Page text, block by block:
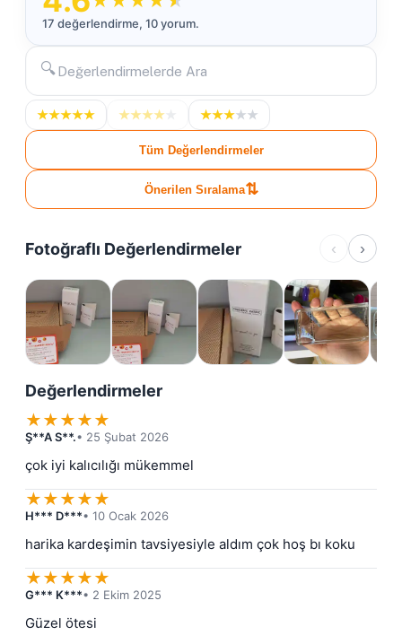
17 değerlendirme, 10 yorum.
🔍
★★★★★ ★★★★ ★★★★★
Tüm Değerlendirmeler
Önerilen Sıralama⇅
Fotoğraflı Değerlendirmeler ‹ ›
Değerlendirmeler
★★★★★
Ş**A S**.• 25 Şubat 2026
çok iyi kalıcılığı mükemmel
★★★★★
H*** D***• 10 Ocak 2026
harika kardeşimin tavsiyesiyle aldım çok hoş bı koku
★★★★★
G*** K***• 2 Ekim 2025
Güzel ötesi